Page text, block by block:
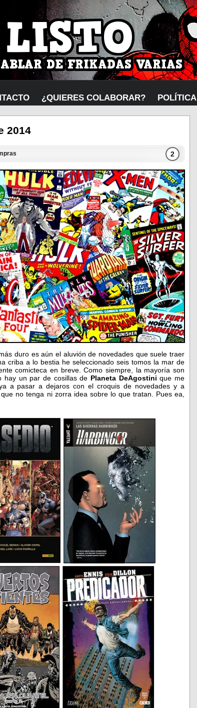
¿QUIERES COLABORAR?
2014
2
duro es aún el aluvión de novedades que suele traer
criba a lo bestia he seleccionado seis tomos la mar de
comicteca en breve. Como siempre, la mayoría son
hay un par de cosillas de Planeta DeAgostini que me
a pasar a dejaros con el croquis de novedades y a
no tenga ni zorra idea sobre lo que tratan. Pues ea,